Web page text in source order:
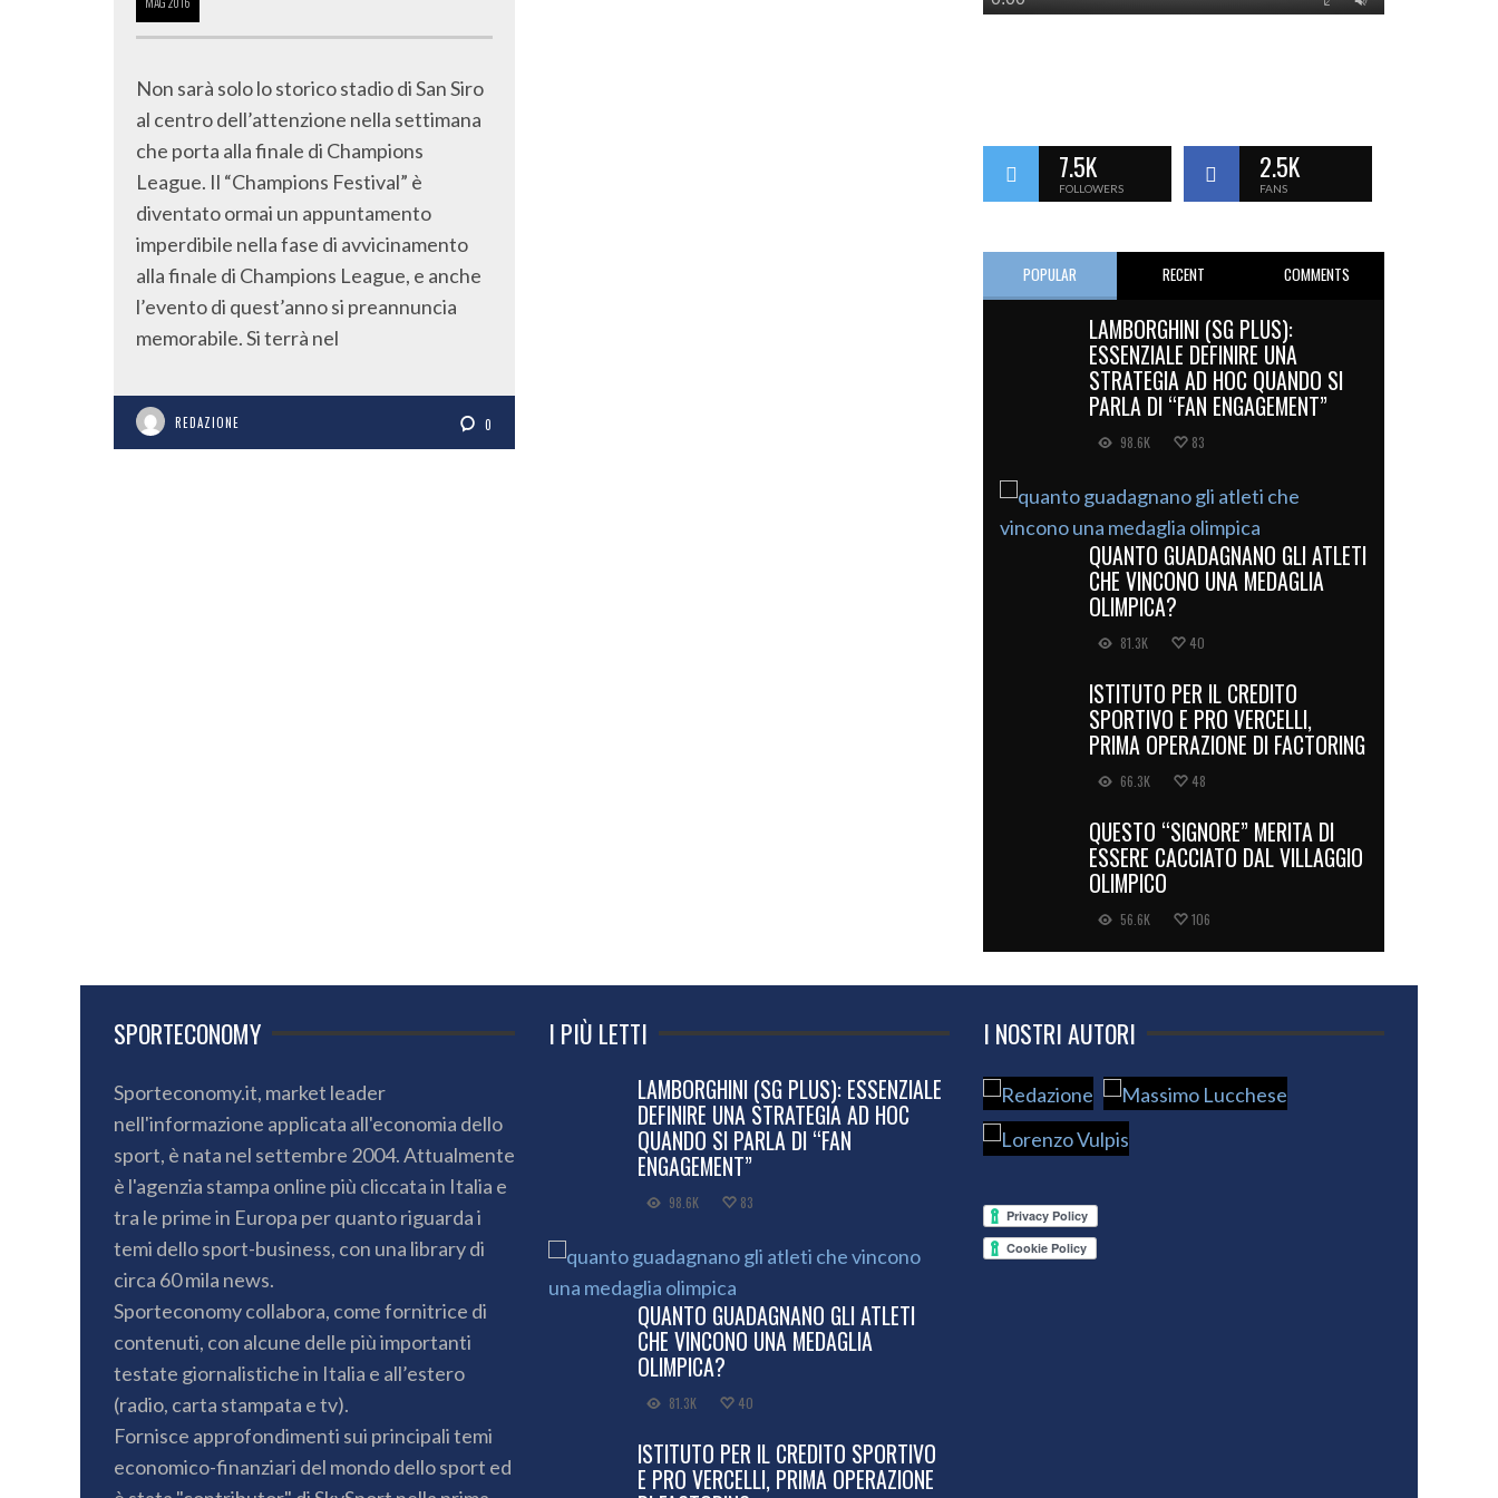
Non sarà solo lo storico stadio di San Siro
al centro dell’attenzione nella settimana
che porta alla finale di Champions
League. Il “Champions Festival” è
diventato ormai un appuntamento
imperdibile nella fase di avvicinamento
alla finale di Champions League, e anche
l’evento di quest’anno si preannuncia
memorabile. Si terrà nel
REDAZIONE 0
7.5K
FOLLOWERS
2.5K
FANS
POPULAR RECENT COMMENTS
LAMBORGHINI (SG PLUS):
ESSENZIALE DEFINIRE UNA
STRATEGIA AD HOC QUANDO SI
PARLA DI “FAN ENGAGEMENT”
98.6K 83
QUANTO GUADAGNANO GLI ATLETI
CHE VINCONO UNA MEDAGLIA
OLIMPICA?
81.3K 40
ISTITUTO PER IL CREDITO
SPORTIVO E PRO VERCELLI,
PRIMA OPERAZIONE DI FACTORING
66.3K 48
QUESTO “SIGNORE” MERITA DI
ESSERE CACCIATO DAL VILLAGGIO
OLIMPICO
56.6K 106
SPORTECONOMY
Sporteconomy.it, market leader
nell'informazione applicata all'economia dello
sport, è nata nel settembre 2004. Attualmente
è l'agenzia stampa online più cliccata in Italia e
tra le prime in Europa per quanto riguarda i
temi dello sport-business, con una library di
circa 60 mila news.
Sporteconomy collabora, come fornitrice di
contenuti, con alcune delle più importanti
testate giornalistiche in Italia e all’estero
(radio, carta stampata e tv).
Fornisce approfondimenti sui principali temi
economico-finanziari del mondo dello sport ed
I PIÙ LETTI
LAMBORGHINI (SG PLUS): ESSENZIALE
DEFINIRE UNA STRATEGIA AD HOC
QUANDO SI PARLA DI “FAN
ENGAGEMENT”
98.6K 83
QUANTO GUADAGNANO GLI ATLETI
CHE VINCONO UNA MEDAGLIA
OLIMPICA?
81.3K 40
ISTITUTO PER IL CREDITO SPORTIVO
E PRO VERCELLI, PRIMA OPERAZIONE
I NOSTRI AUTORI